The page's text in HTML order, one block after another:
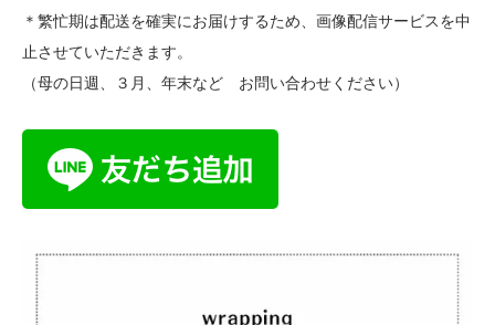
＊繁忙期は配送を確実にお届けするため、画像配信サービスを中
止させていただきます。
（母の日週、３月、年末など お問い合わせください）